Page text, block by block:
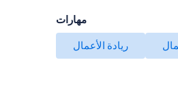
مهارات
ريادة الأعمال